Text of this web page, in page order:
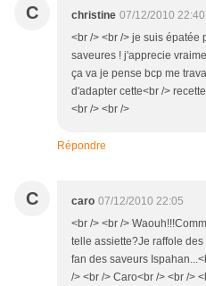
C christine 07/12/2010 22:40
<br /> <br /> je suis épatée
saveures ! j'apprecie
ça va je pense bcp me
d'adapter cette<br />
<br /> <br />
Répondre
C caro 07/12/2010 22:05
<br /> <br />
telle assiette?Je raffole
fan des saveurs
/> <br /> Caro<br /> <br />